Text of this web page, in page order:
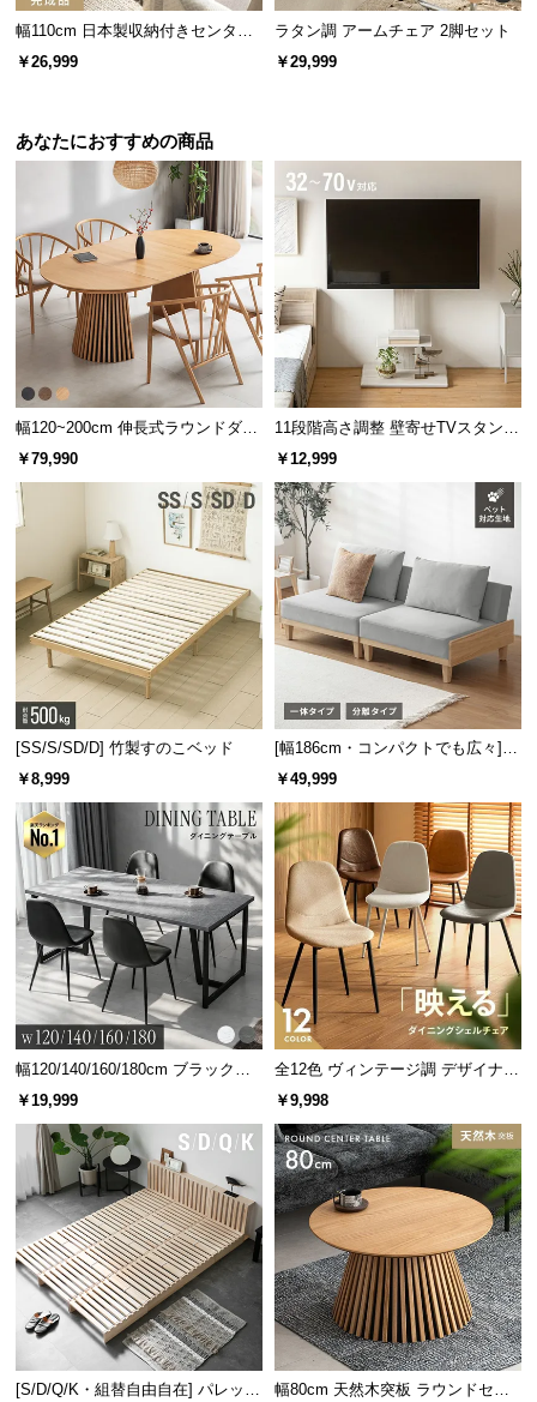
幅110cm 日本製収納付きセンター
テーブル TCT-007
￥26,999
ラタン調 アームチェア 2脚セット
￥29,999
あなたにおすすめの商品
幅120~200cm 伸長式ラウンドダイ
ニングテーブル 6人掛け 天然木突
板 美しい格子デザイン
￥79,990
11段階高さ調整 壁寄せTVスタンド
キャスター付き 上下左右角度調節
￥12,999
[SS/S/SD/D] 竹製すのこベッド
￥8,999
[幅186cm・コンパクトでも広々] 3
人掛けソファベッド リクライニン
￥49,999
幅120/140/160/180cm ブラックフ
レーム ダイニング 大理石調 4人掛
￥19,999
全12色 ヴィンテージ調 デザイナー
ズシェルチェア
￥9,998
[S/D/Q/K・組替自由自在] パレット
幅80cm 天然木突板 ラウンドセン